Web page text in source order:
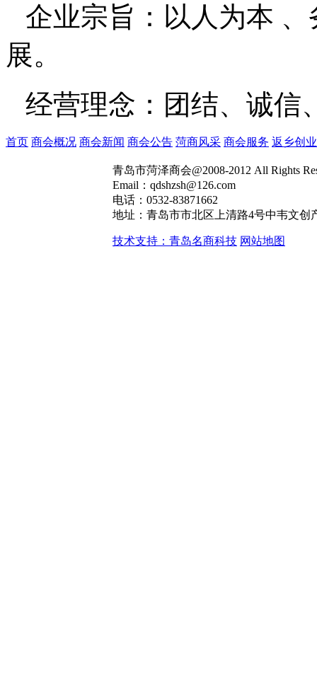
企业宗旨：以人为本
展。
经营理念：团结、诚信
首页 商会概况 商会新闻 商会公告 菏商风采 商会服务 返乡创业
青岛市菏泽商会@2008-2012 All Rights
Email：qdshzsh@126.com
电话：0532-83871662
地址：青岛市市北区上清路4号中韦文创
技术支持：青岛名商科技 网站地图